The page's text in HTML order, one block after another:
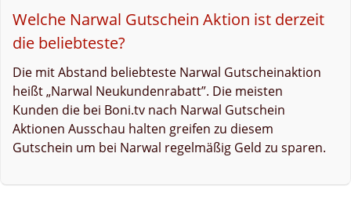
Welche Narwal Gutschein Aktion ist derzeit
die beliebteste?
Die mit Abstand beliebteste Narwal Gutscheinaktion
heißt „Narwal Neukundenrabatt”. Die meisten
Kunden die bei Boni.tv nach Narwal Gutschein
Aktionen Ausschau halten greifen zu diesem
Gutschein um bei Narwal regelmäßig Geld zu sparen.